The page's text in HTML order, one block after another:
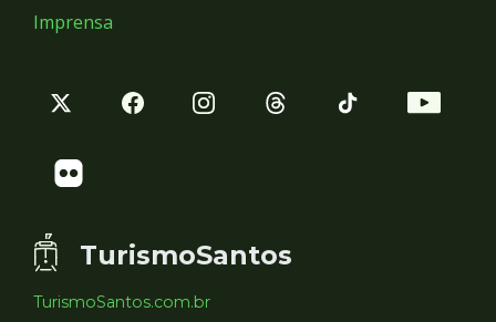
Imprensa
TurismoSantos
TurismoSantos.com.br